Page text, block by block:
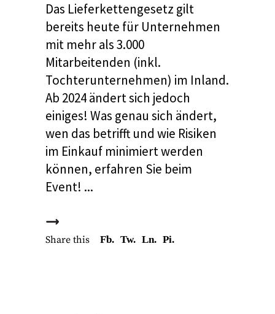
Das Lieferkettengesetz gilt
bereits heute für Unternehmen
mit mehr als 3.000
Mitarbeitenden (inkl.
Tochterunternehmen) im Inland.
Ab 2024 ändert sich jedoch
einiges! Was genau sich ändert,
wen das betrifft und wie Risiken
im Einkauf minimiert werden
können, erfahren Sie beim
Event!
Share this Fb. Tw. Ln. Pi.